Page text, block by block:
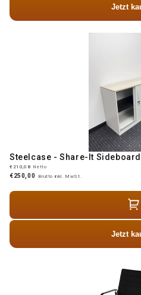
Jetzt
Steelcase - Share-It Sideboard
€210,08 Netto
€250,00 Brutto inkl. MwSt.
Jetzt